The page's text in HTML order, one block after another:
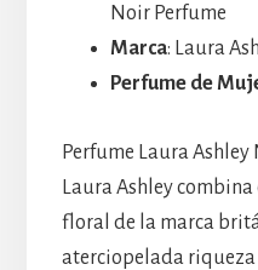
Noir Perfume
Marca: Laura
Perfume de
Perfume Laura Ashley
Laura Ashley
floral de la marca
aterciopelada